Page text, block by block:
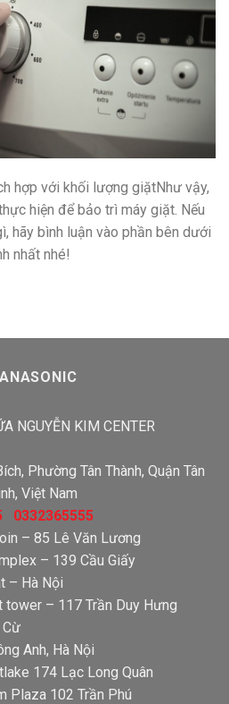
hợp với khối lượng giặtNhư vậy,
hiện để bảo trì máy giặt. Nếu
hãy bình luận vào phần bên dưới
nhất nhé!
NGUYỄN KIM CENTER
Phường Tân Thành, Quận Tân
Việt Nam
0332365555
– 85 Lê Văn Lương
– 139 Cầu Giấy
– Hà Nội
tower – 117 Trần Duy Hưng
Cừ
Anh, Hà Nội
174 Lạc Long Quân
Plaza 102 Trần Phú